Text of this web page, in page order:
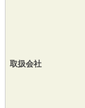
取扱会社